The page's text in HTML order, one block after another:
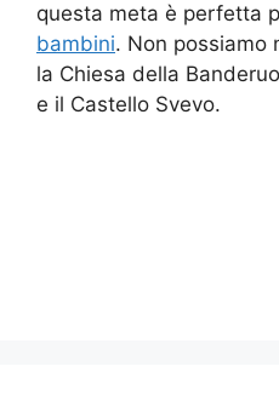
questa meta è perfetta
bambini. Non possiamo
la Chiesa della
e il Castello Svevo.